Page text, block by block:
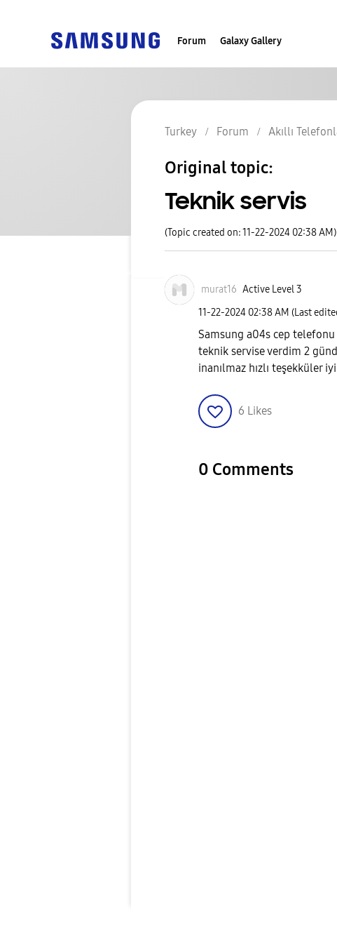
Forum Galaxy Gallery
Turkey Forum Akıllı
Original topic:
Teknik servis
(Topic created on: 11-22-2024 02:38 AM)
murat16 Active Level 3
‎11-22-2024 02:38 AM (Last
Samsung a04s cep
teknik servise verdim 2
inanılmaz hızlı teşekküler
6 Likes
0 Comments